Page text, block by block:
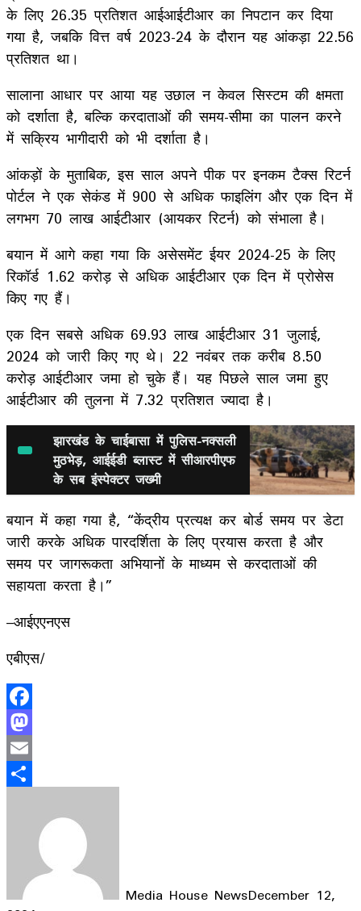
के लिए 26.35 प्रतिशत आईआईटीआर का निपटान कर दिया
गया है, जबकि वित्त वर्ष 2023-24 के दौरान यह आंकड़ा 22.56
प्रतिशत था।
सालाना आधार पर आया यह उछाल न केवल सिस्टम की क्षमता
को दर्शाता है, बल्कि करदाताओं की समय-सीमा का पालन करने
में सक्रिय भागीदारी को भी दर्शाता है।
आंकड़ों के मुताबिक, इस साल अपने पीक पर इनकम टैक्स रिटर्न
पोर्टल ने एक सेकंड में 900 से अधिक फाइलिंग और एक दिन में
लगभग 70 लाख आईटीआर (आयकर रिटर्न) को संभाला है।
बयान में आगे कहा गया कि असेसमेंट ईयर 2024-25 के लिए
रिकॉर्ड 1.62 करोड़ से अधिक आईटीआर एक दिन में प्रोसेस
किए गए हैं।
एक दिन सबसे अधिक 69.93 लाख आईटीआर 31 जुलाई,
2024 को जारी किए गए थे। 22 नवंबर तक करीब 8.50
करोड़ आईटीआर जमा हो चुके हैं। यह पिछले साल जमा हुए
आईटीआर की तुलना में 7.32 प्रतिशत ज्यादा है।
झारखंड के चाईबासा में पुलिस-नक्सली
मुठभेड़, आईईडी ब्लास्ट में सीआरपीएफ
के सब इंस्पेक्टर जख्मी
बयान में कहा गया है, “केंद्रीय प्रत्यक्ष कर बोर्ड समय पर डेटा
जारी करके अधिक पारदर्शिता के लिए प्रयास करता है और
समय पर जागरूकता अभियानों के माध्यम से करदाताओं की
सहायता करता है।”
–आईएएनएस
एबीएस/
Facebook
Mastodon
Email
Media House NewsDecember 12,